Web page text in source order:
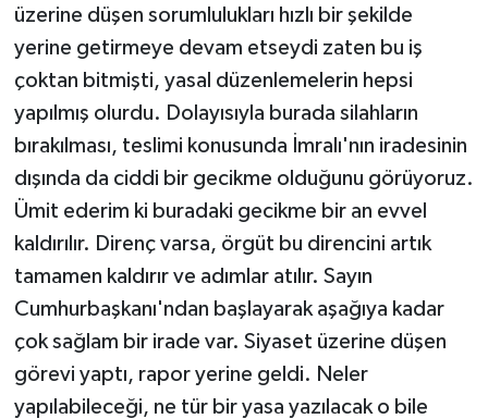
üzerine düşen sorumlulukları hızlı bir şekilde
yerine getirmeye devam etseydi zaten bu iş
çoktan bitmişti, yasal düzenlemelerin hepsi
yapılmış olurdu. Dolayısıyla burada silahların
bırakılması, teslimi konusunda İmralı'nın iradesinin
dışında da ciddi bir gecikme olduğunu görüyoruz.
Ümit ederim ki buradaki gecikme bir an evvel
kaldırılır. Direnç varsa, örgüt bu direncini artık
tamamen kaldırır ve adımlar atılır. Sayın
Cumhurbaşkanı'ndan başlayarak aşağıya kadar
çok sağlam bir irade var. Siyaset üzerine düşen
görevi yaptı, rapor yerine geldi. Neler
yapılabileceği, ne tür bir yasa yazılacak o bile